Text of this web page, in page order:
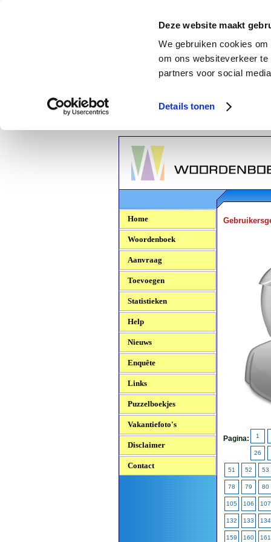
Deze website maakt
We gebruiken cookies
om ons websiteverkeer
partners voor social
Details tonen
Woordenboek.NU
Home
Woordenboek
Aanvraag
Toevoegen
Statistieken
Help
Nieuws
Enquête
Links
Puzzelboekjes
Vakantiefoto's
Disclaimer
Contact
Pagina: 1
26
51 52 53
78 79 80
105 106 107
132 133 134
159 160 161